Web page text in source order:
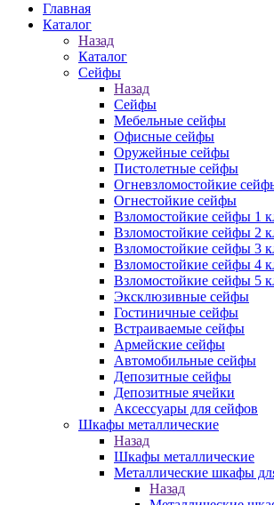
Главная
Каталог
Назад
Каталог
Сейфы
Назад
Сейфы
Мебельные сейфы
Офисные сейфы
Оружейные сейфы
Пистолетные сейфы
Огневзломостойкие
Огнестойкие сейфы
Взломостойкие сейфы 1
Взломостойкие сейфы 2
Взломостойкие сейфы 3
Взломостойкие сейфы 4
Взломостойкие сейфы 5
Эксклюзивные сейфы
Гостиничные сейфы
Встраиваемые сейфы
Армейские сейфы
Автомобильные сейфы
Депозитные сейфы
Депозитные ячейки
Аксессуары для сейфов
Шкафы металлические
Назад
Шкафы металлические
Металлические шкафы
Назад